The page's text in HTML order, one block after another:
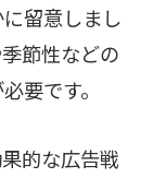
留意しまし
節性などの
要です。
的な広告戦